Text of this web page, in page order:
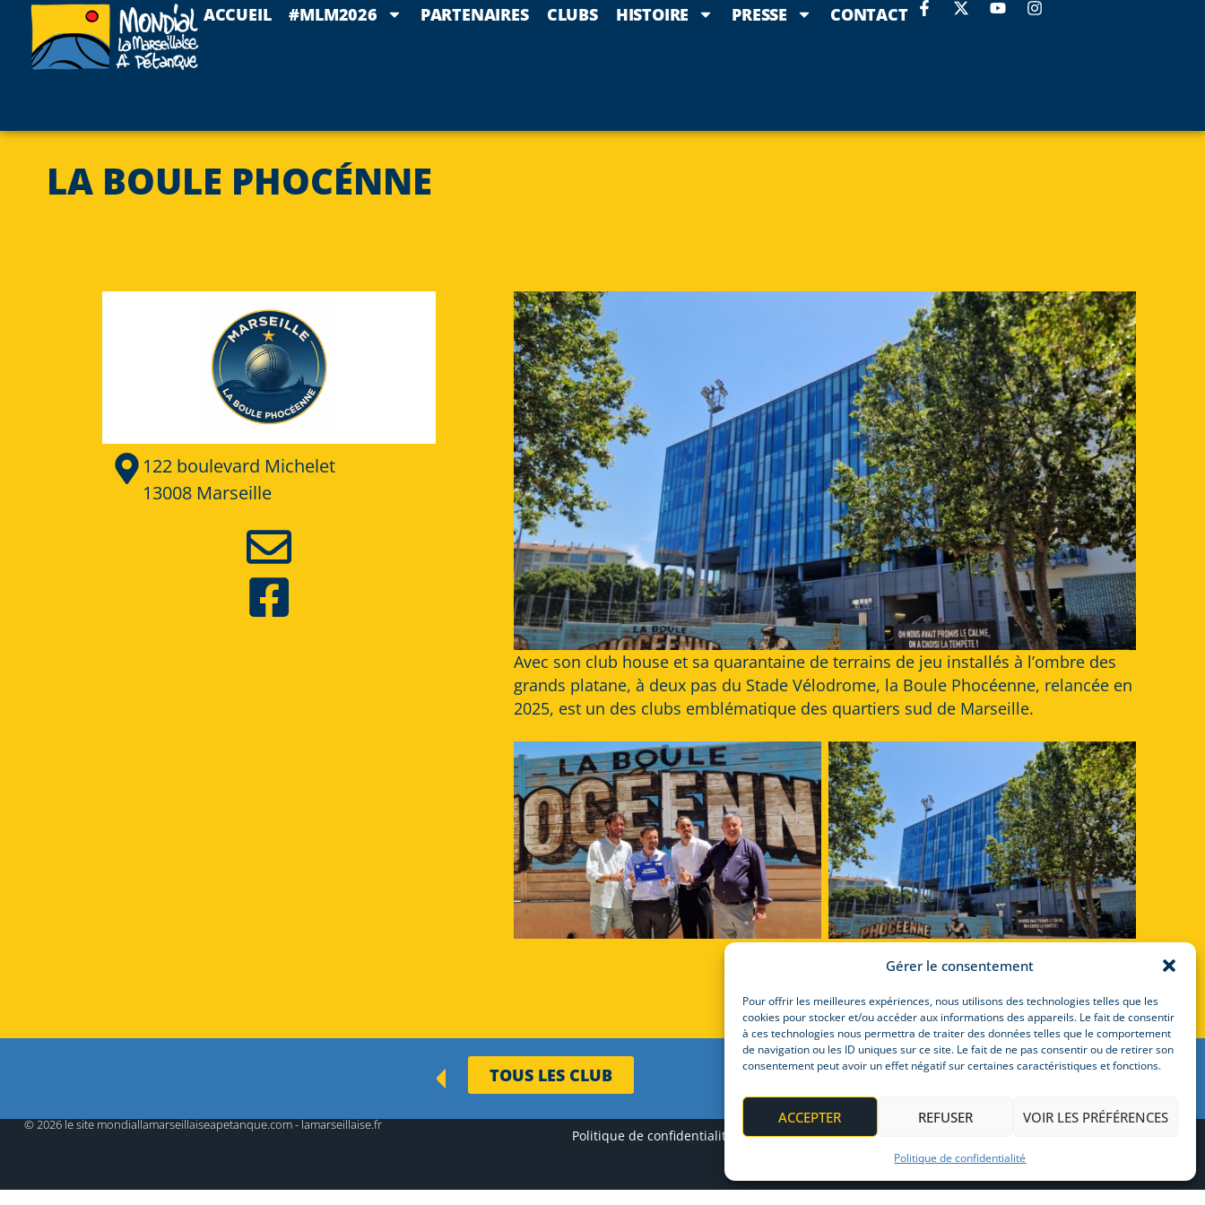
Gérer le consentement
Pour offrir les meilleures expériences, nous utilisons des technologies telles que les
cookies pour stocker et/ou accéder aux informations des appareils. Le fait de consentir
à ces technologies nous permettra de traiter des données telles que le comportement
de navigation ou les ID uniques sur ce site. Le fait de ne pas consentir ou de retirer son
consentement peut avoir un effet négatif sur certaines caractéristiques et fonctions.
ACCEPTER REFUSER VOIR LES PRÉFÉRENCES
Politique de confidentialité
ACCUEIL #MLM2026 PARTENAIRES CLUBS HISTOIRE PRESSE CONTACT
LA BOULE PHOCÉNNE
122 boulevard Michelet
13008 Marseille
Avec son club house et sa quarantaine de terrains de jeu installés à l’ombre des
grands platane, à deux pas du Stade Vélodrome, la Boule Phocéenne, relancée en
2025, est un des clubs emblématique des quartiers sud de Marseille.
TOUS LES CLUB
© 2026 le site mondiallamarseillaiseapetanque.com - lamarseillaise.fr
Politique de confidentialité Mentions légales